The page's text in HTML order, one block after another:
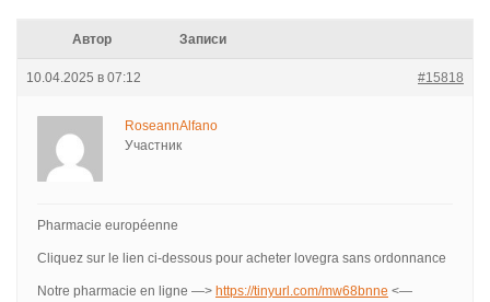
Автор Записи
10.04.2025 в 07:12 #15818
RoseannAlfano
Участник
Pharmacie européenne
Cliquez sur le lien ci-dessous pour acheter lovegra sans ordonnance
Notre pharmacie en ligne —> https://tinyurl.com/mw68bnne <—